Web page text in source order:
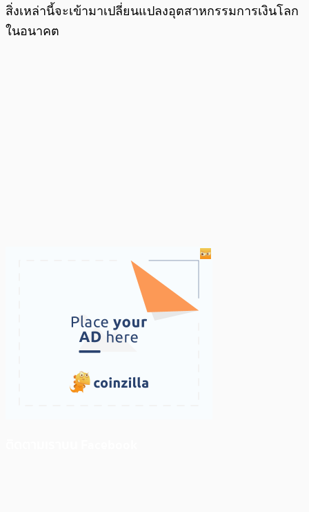
สิ่งเหล่านี้จะเข้ามาเปลี่ยนแปลงอุตสาหกรรมการเงินโลก
ในอนาคต